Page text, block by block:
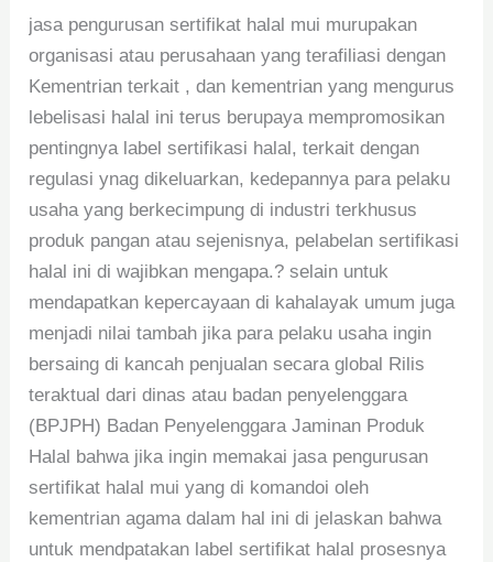
jasa pengurusan sertifikat halal mui murupakan
organisasi atau perusahaan yang terafiliasi dengan
Kementrian terkait , dan kementrian yang mengurus
lebelisasi halal ini terus berupaya mempromosikan
pentingnya label sertifikasi halal, terkait dengan
regulasi ynag dikeluarkan, kedepannya para pelaku
usaha yang berkecimpung di industri terkhusus
produk pangan atau sejenisnya, pelabelan sertifikasi
halal ini di wajibkan mengapa.? selain untuk
mendapatkan kepercayaan di kahalayak umum juga
menjadi nilai tambah jika para pelaku usaha ingin
bersaing di kancah penjualan secara global Rilis
teraktual dari dinas atau badan penyelenggara
(BPJPH) Badan Penyelenggara Jaminan Produk
Halal bahwa jika ingin memakai jasa pengurusan
sertifikat halal mui yang di komandoi oleh
kementrian agama dalam hal ini di jelaskan bahwa
untuk mendpatakan label sertifikat halal prosesnya